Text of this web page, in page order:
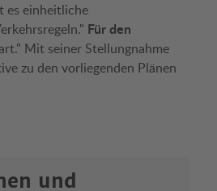
es einheitliche
Für den
Mit seiner Stellungnahme
zu den vorliegenden Plänen
und